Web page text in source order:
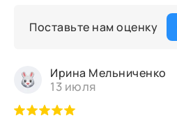
Поставьте нам оценку
Ирина Мельниченко
13 июля